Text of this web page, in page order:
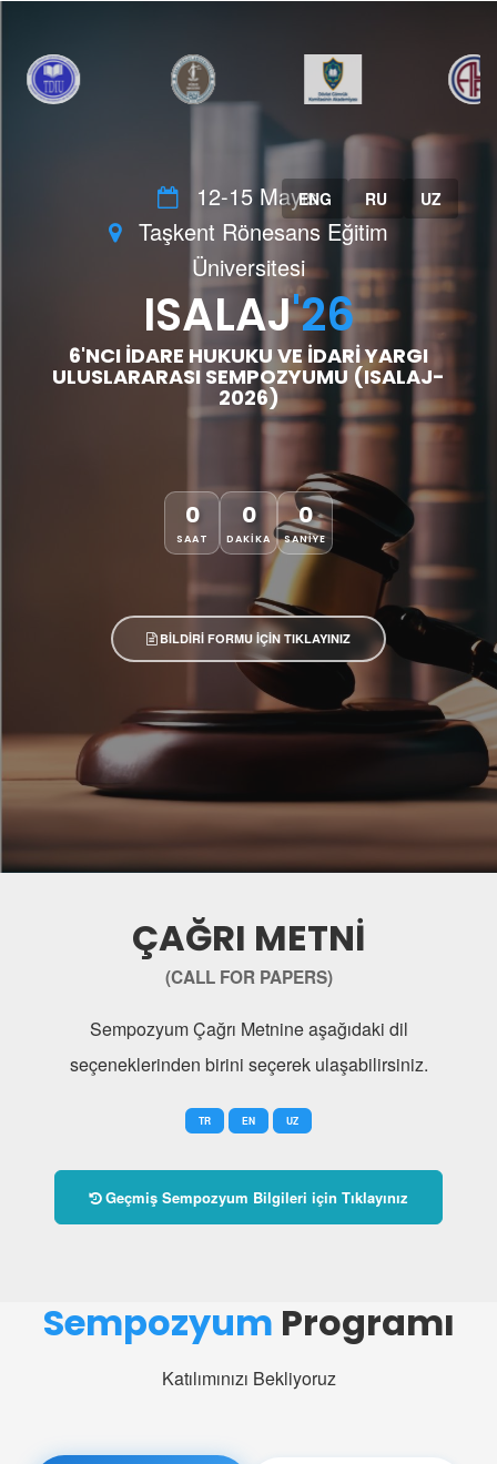
ENG RU UZ
12-15 Mayıs
Taşkent Rönesans Eğitim
Üniversitesi
ISALAJ'26
6'NCI İDARE HUKUKU VE İDARİ YARGI
ULUSLARARASI SEMPOZYUMU (ISALAJ-
2026)
0
SAAT
0
DAKİKA
0
SANİYE
BİLDİRİ FORMU İÇİN TIKLAYINIZ
ÇAĞRI METNİ
(CALL FOR PAPERS)
Sempozyum Çağrı Metnine aşağıdaki dil
seçeneklerinden birini seçerek ulaşabilirsiniz.
TR EN UZ
Geçmiş Sempozyum Bilgileri için Tıklayınız
Sempozyum Programı
Katılımınızı Bekliyoruz